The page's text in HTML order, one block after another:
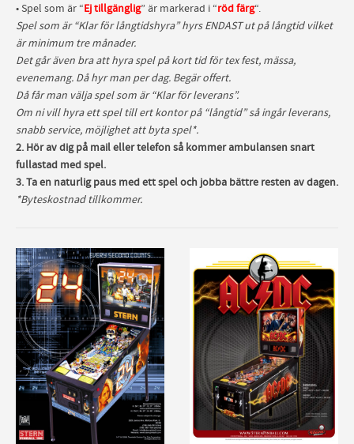
• Spel som är “Ej tillgänglig” är markerad i “röd färg“.
Spel som är “Klar för långtidshyra” hyrs ENDAST ut på långtid vilket
är minimum tre månader.
Det går även bra att hyra spel på kort tid för tex fest, mässa,
evenemang. Då hyr man per dag. Begär offert.
Då får man välja spel som är “Klar för leverans”.
Om ni vill hyra ett spel till ert kontor på “långtid” så ingår leverans,
snabb service, möjlighet att byta spel*.
2. Hör av dig på mail eller telefon så kommer ambulansen snart
fullastad med spel.
3. Ta en naturlig paus med ett spel och jobba bättre resten av dagen.
*Byteskostnad tillkommer.